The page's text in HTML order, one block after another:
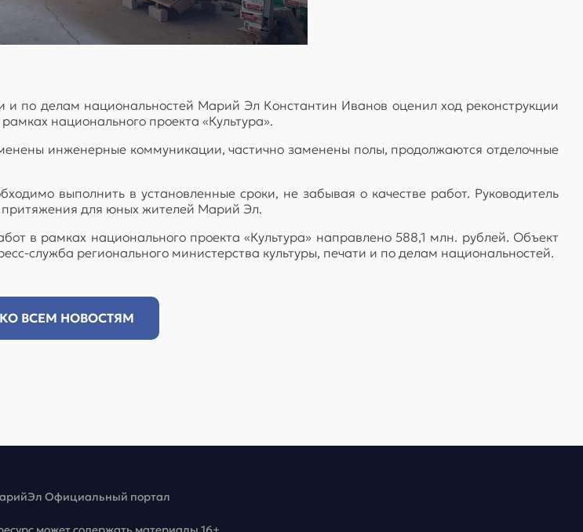
и по делам национальностей Марий Эл Константин Иванов оценил ход реконструкции
национального проекта «Культура».
инженерные коммуникации, частично заменены полы, продолжаются отделочные
выполнить в установленные сроки, не забывая о качестве работ. Руководитель
притяжения для юных жителей Марий Эл.
в рамках национального проекта «Культура» направлено 588,1 млн. рублей. Объект
служба регионального министерства культуры, печати и по делам национальностей.
КО ВСЕМ НОВОСТЯМ
Официальный портал